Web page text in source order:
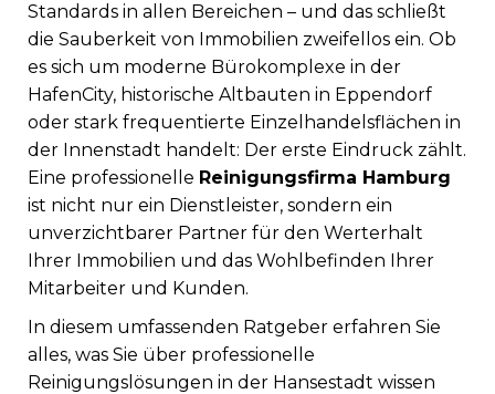
Standards in allen Bereichen – und das schließt
die Sauberkeit von Immobilien zweifellos ein. Ob
es sich um moderne Bürokomplexe in der
HafenCity, historische Altbauten in Eppendorf
oder stark frequentierte Einzelhandelsflächen in
der Innenstadt handelt: Der erste Eindruck zählt.
Eine professionelle Reinigungsfirma Hamburg
ist nicht nur ein Dienstleister, sondern ein
unverzichtbarer Partner für den Werterhalt
Ihrer Immobilien und das Wohlbefinden Ihrer
Mitarbeiter und Kunden.
In diesem umfassenden Ratgeber erfahren Sie
alles, was Sie über professionelle
Reinigungslösungen in der Hansestadt wissen
Datenschutzerklärung
0176 775
51413
info@hanse-
gebaeudereinigung.de